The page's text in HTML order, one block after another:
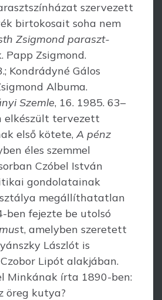
szer­vezett
birtokosait soha nem
Zsigmond paraszt­
Papp Zsigmond.
Kondrádyné Gálos
Albuma.
Szemle, 16. 1985. 63–
elkészült tervezett
első kötete, A pénz
éles szemmel
Czóbel István
gondolatainak
megállíthatatlan
ben fejezte be utolsó
t, amelyben szeretett
Lászlót is
Lipót alakjában.
Minkának írta 1890-ben:
öreg kutya?